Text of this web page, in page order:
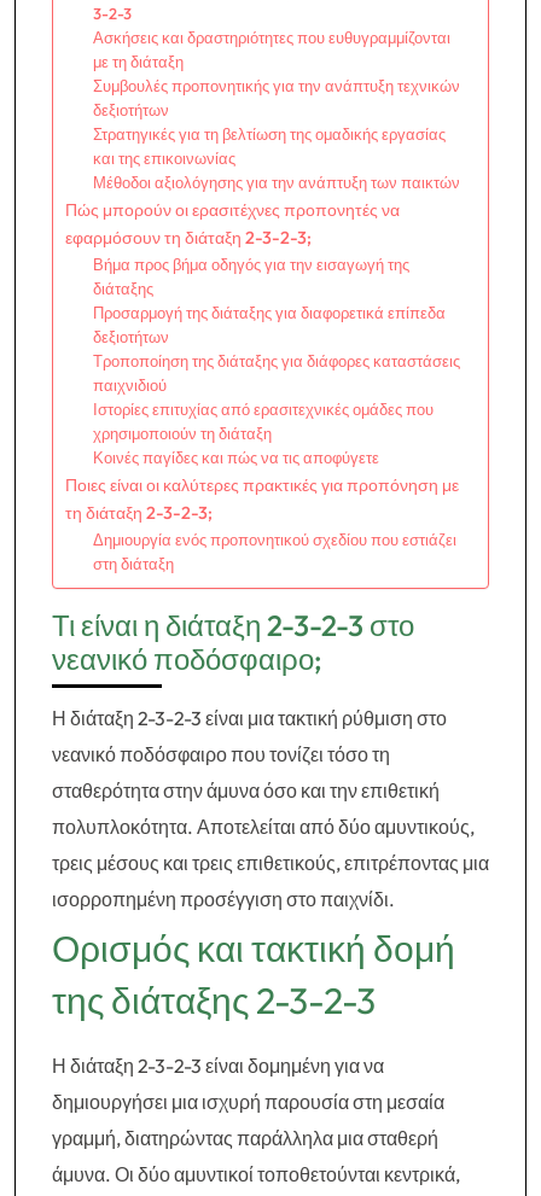
3-2-3
Ασκήσεις και δραστηριότητες που ευθυγραμμίζονται
με τη διάταξη
Συμβουλές προπονητικής για την ανάπτυξη τεχνικών
δεξιοτήτων
Στρατηγικές για τη βελτίωση της ομαδικής εργασίας
και της επικοινωνίας
Μέθοδοι αξιολόγησης για την ανάπτυξη των παικτών
Πώς μπορούν οι ερασιτέχνες προπονητές να
εφαρμόσουν τη διάταξη 2-3-2-3;
Βήμα προς βήμα οδηγός για την εισαγωγή της
διάταξης
Προσαρμογή της διάταξης για διαφορετικά επίπεδα
δεξιοτήτων
Τροποποίηση της διάταξης για διάφορες καταστάσεις
παιχνιδιού
Ιστορίες επιτυχίας από ερασιτεχνικές ομάδες που
χρησιμοποιούν τη διάταξη
Κοινές παγίδες και πώς να τις αποφύγετε
Ποιες είναι οι καλύτερες πρακτικές για προπόνηση με
τη διάταξη 2-3-2-3;
Δημιουργία ενός προπονητικού σχεδίου που εστιάζει
στη διάταξη
Τι είναι η διάταξη 2-3-2-3 στο
νεανικό ποδόσφαιρο;
Η διάταξη 2-3-2-3 είναι μια τακτική ρύθμιση στο
νεανικό ποδόσφαιρο που τονίζει τόσο τη
σταθερότητα στην άμυνα όσο και την επιθετική
πολυπλοκότητα. Αποτελείται από δύο αμυντικούς,
τρεις μέσους και τρεις επιθετικούς, επιτρέποντας μια
ισορροπημένη προσέγγιση στο παιχνίδι.
Ορισμός και τακτική δομή
της διάταξης 2-3-2-3
Η διάταξη 2-3-2-3 είναι δομημένη για να
δημιουργήσει μια ισχυρή παρουσία στη μεσαία
γραμμή, διατηρώντας παράλληλα μια σταθερή
άμυνα. Οι δύο αμυντικοί τοποθετούνται κεντρικά,